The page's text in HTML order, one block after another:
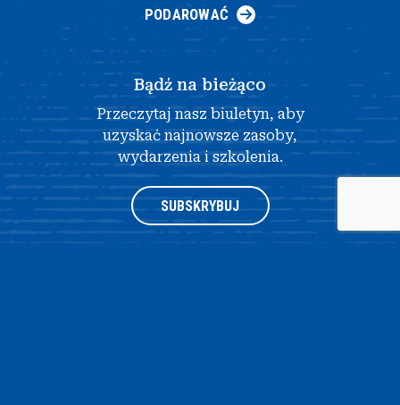
PODAROWAĆ
Bądź na bieżąco
Przeczytaj nasz biuletyn, aby
uzyskać najnowsze zasoby,
wydarzenia i szkolenia.
SUBSKRYBUJ